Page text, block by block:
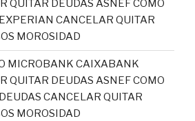
QUITAR DEUDAS ASNEF COMO
CANCELAR QUITAR
MOROSIDAD
MICROBANK CAIXABANK
QUITAR DEUDAS ASNEF COMO
CANCELAR QUITAR
MOROSIDAD